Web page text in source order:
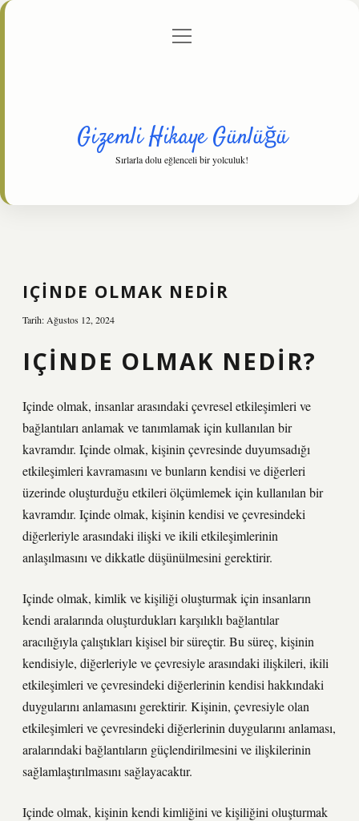
Gizlilik Politikası
menüyü
Gizemli Hikaye Günlüğü
Sırlarla dolu eğlenceli bir yolculuk!
IÇINDE OLMAK NEDIR
Tarih: Ağustos 12, 2024
IÇINDE OLMAK NEDIR?
Içinde olmak, insanlar arasındaki çevresel etkileşimleri ve
bağlantıları anlamak ve tanımlamak için kullanılan bir
kavramdır. Içinde olmak, kişinin çevresinde duyumsadığı
etkileşimleri kavramasını ve bunların kendisi ve diğerleri
üzerinde oluşturduğu etkileri ölçümlemek için kullanılan bir
kavramdır. Içinde olmak, kişinin kendisi ve çevresindeki
diğerleriyle arasındaki ilişki ve ikili etkileşimlerinin
anlaşılmasını ve dikkatle düşünülmesini gerektirir.
Içinde olmak, kimlik ve kişiliği oluşturmak için insanların
kendi aralarında oluşturdukları karşılıklı bağlantılar
aracılığıyla çalıştıkları kişisel bir süreçtir. Bu süreç, kişinin
kendisiyle, diğerleriyle ve çevresiyle arasındaki ilişkileri, ikili
etkileşimleri ve çevresindeki diğerlerinin kendisi hakkındaki
duygularını anlamasını gerektirir. Kişinin, çevresiyle olan
etkileşimleri ve çevresindeki diğerlerinin duygularını anlaması,
aralarındaki bağlantıların güçlendirilmesini ve ilişkilerinin
sağlamlaştırılmasını sağlayacaktır.
Içinde olmak, kişinin kendi kimliğini ve kişiliğini oluşturmak